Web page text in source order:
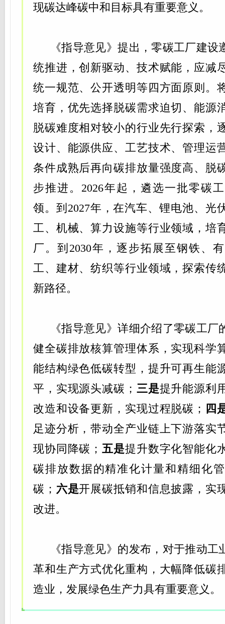
现碳达峰碳中和目标具有重要意义。
《指导意见》提出，零碳工厂建设
统推进，创新驱动、技术赋能，应减
统一规范、公开透明等四方面原则。
培育，优先选择脱碳需求迫切、能源
脱碳难度相对较小的行业先行探索，
设计、能源供应、工艺技术、管理运
条件成熟后再向碳排放量强度高、脱
步推进。2026年起，遴选一批零碳
领。到2027年，在汽车、锂电池、光
工、机械、算力设施等行业领域，培
厂。到2030年，逐步拓展至钢铁、
工、建材、纺织等行业领域，探索传
新路径。
《指导意见》详细介绍了零碳工厂
健全碳排放核算管理体系，实现科学
能结构绿色低碳转型，提升可再生能
平，实现源头减碳； 三是提升能源利
改造和设备更新，实现过程脱碳； 四
足迹分析，带动全产业链上下游落实
现协同降碳； 五是提升数字化智能化
碳排放数据的精准化计量和精细化
碳； 六是开展碳抵销和信息披露，实
改进。
《指导意见》的发布，对于推动工
革和生产方式优化重构，大幅降低碳
造业，发展绿色生产力具有重要意义。